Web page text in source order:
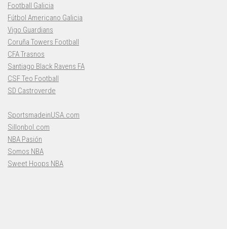
Football Galicia
Fútbol Americano Galicia
Vigo Guardians
Coruña Towers Football
CFA Trasnos
Santiago Black Ravens FA
CSF Teo Football
SD Castroverde
SportsmadeinUSA.com
Sillonbol.com
NBA Pasión
Somos NBA
Sweet Hoops NBA